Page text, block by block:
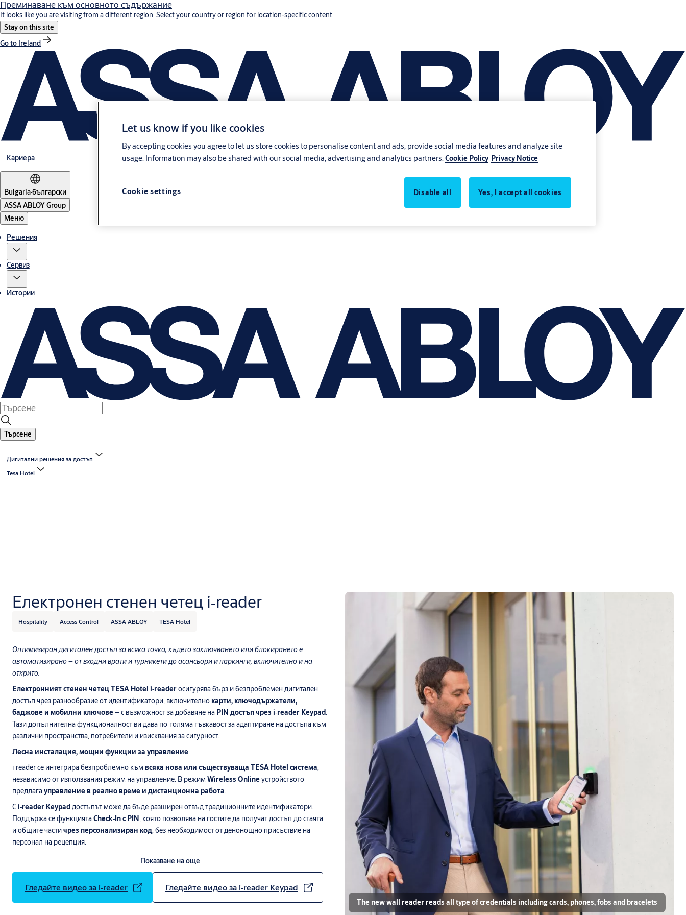
Преминаване към основното съдържание
It looks like you are visiting from a different region. Select your country or region for location-specific content.
Stay on this site
Go to Ireland
Кариера
Bulgaria·български
ASSA ABLOY Group
Меню
Решения
Сервиз
Истории
Търсене
Дигитални решения за достъп
Tesa Hotel
Електронен стенен четец i‑reader
Hospitality Access Control ASSA ABLOY TESA Hotel
Оптимизиран дигитален достъп за всяка точка, където заключването или блокирането е
автоматизирано – от входни врати и турникети до асансьори и паркинги, включително и на
открито.
Електронният стенен четец TESA Hotel i‑readerосигурява бърз и безпроблемен дигитален
достъп чрез разнообразие от идентификатори, включително карти, ключодържатели,
баджове и мобилни ключове– с възможност за добавяне на PIN достъп чрез i‑reader Keypad.
Тази допълнителна функционалност ви дава по‑голяма гъвкавост за адаптиране на достъпа към
различни пространства, потребители и изисквания за сигурност.
Лесна инсталация, мощни функции за управление
i‑reader се интегрира безпроблемно към всяка нова или съществуваща TESA Hotel система,
независимо от използвания режим на управление. В режим Wireless Onlineустройството
предлагауправление в реално време и дистанционна работа.
С i‑reader Keypadдостъпът може да бъде разширен отвъд традиционните идентификатори.
Поддържа се функциятаCheck‑In с PIN, която позволява на гостите да получат достъп до стаята
и общите частичрез персонализиран код, без необходимост от денонощно присъствие на
персонал на рецепция.
Двата размера на модела и вариантите за монтаж позволяват адаптиране към различни локации
мобилен идентификатор от разстояние до 5 метра
Показване на още
Гледайте видео за i‑reader Гледайте видео за i‑reader Keypad
The new wall reader reads all type of credentials including cards, phones, fobs and bracelets
Let us know if you like cookies
By accepting cookies you agree to let us store cookies to personalise content and ads, provide social media features and analyze site
usage. Information may also be shared with our social media, advertising and analytics partners.Cookie Policy Privacy Notice
Disable all Yes, I accept all cookies
Cookie settings